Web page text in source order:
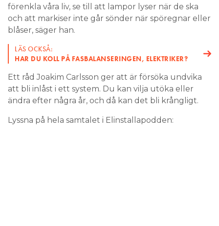
förenkla våra liv, se till att lampor lyser när de ska
och att markiser inte går sönder när spöregnar eller
blåser, säger han.
LÄS OCKSÅ:
HAR DU KOLL PÅ FASBALANSERINGEN, ELEKTRIKER?
Ett råd Joakim Carlsson ger att är försöka undvika
att bli inlåst i ett system. Du kan vilja utöka eller
ändra efter några år, och då kan det bli krångligt.
Lyssna på hela samtalet i Elinstallapodden: